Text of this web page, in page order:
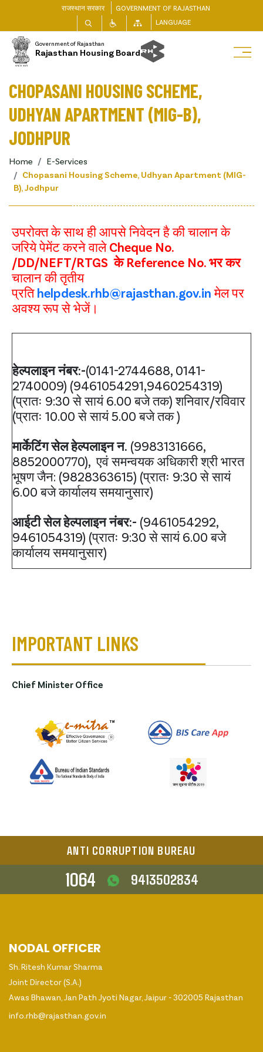
राजस्थान सरकार
GOVERNMENT OF RAJASTHAN
LANGUAGE
Government of Rajasthan
Rajasthan Housing Board
CHOPASANI HOUSING SCHEME,
UDHYAN APARTMENT (MIG-B),
JODHPUR
Home
E-Services
Chopasani Housing Scheme, Udhyan Apartment (MIG-
B), Jodhpur
उपरोक्त के साथ ही आपसे निवेदन है की चालान के
जरिये पेमेंट करने वालेCheque No.
/DD/NEFT/RTGS के Reference No. भर कर
चालान की तृतीय
प्रति helpdesk.rhb@rajasthan.gov.in मेल पर
अवश्य रूप से भेजें।
हेल्पलाइन नंबर:-(0141-2744688, 0141-
2740009) (9461054291,9460254319)
(प्रातः 9:30 से सायं 6.00 बजे तक) शनिवार/रविवार
(प्रातः 10.00 से सायं 5.00 बजे तक )
मार्केटिंग सेल हेल्पलाइन न. (9983131666,
8852000770), एवं समन्वयक अधिकारी श्री भारत
भूषण जैन: (9828363615) (प्रातः 9:30 से सायं
6.00 बजे कार्यालय समयानुसार)
आईटी सेल हेल्पलाइन नंबर:- (9461054292,
9461054319) (प्रातः 9:30 से सायं 6.00 बजे
कार्यालय समयानुसार)
IMPORTANT LINKS
Chief Minister Office
ANTI CORRUPTION BUREAU
1064 9413502834
NODAL OFFICER
Sh. Ritesh Kumar Sharma
Joint Director (S.A.)
Awas Bhawan, Jan Path Jyoti Nagar, Jaipur - 302005 Rajasthan
info.rhb@rajasthan.gov.in